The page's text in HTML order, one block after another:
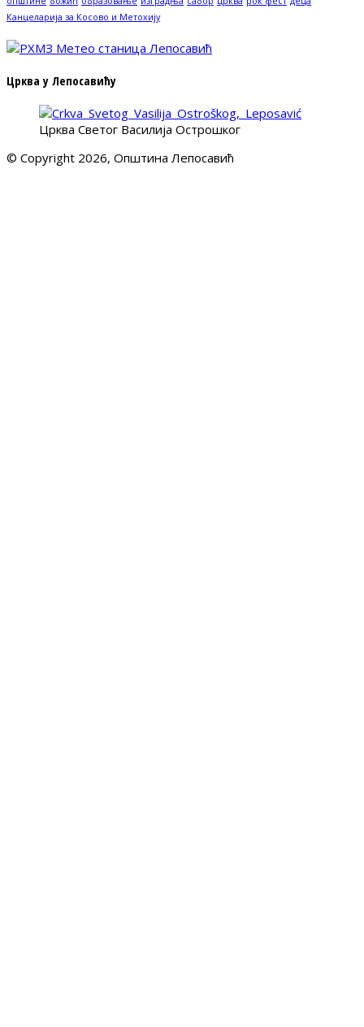
Канцеларија за Косово и Метохију
Црква у Лепосавићу
Црква Светог Василија Острошког
© Copyright 2026, Општина Лепосавић